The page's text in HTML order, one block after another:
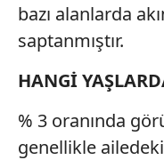
bazı alanlarda
saptanmıştır.
HANGİ
% 3 oranında
genellikle